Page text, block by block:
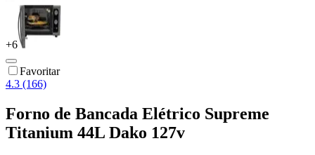
+6
Favoritar
4.3 (166)
Forno de Bancada Elétrico Supreme
Titanium 44L Dako 127v